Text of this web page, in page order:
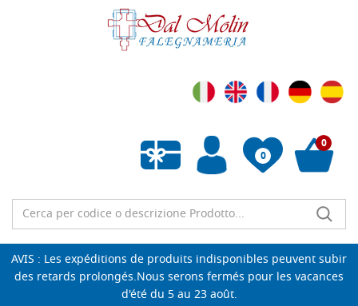
0
Liste de souhaits vide
0
AVIS : Les expéditions de produits indisponibles peuvent subir
des retards prolongés.Nous serons fermés pour les vacances
d'été du 5 au 23 août.